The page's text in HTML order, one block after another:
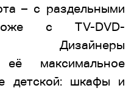
– с раздельными
с TV-DVD-
Дизайнеры
максимальное
детской: шкафы и